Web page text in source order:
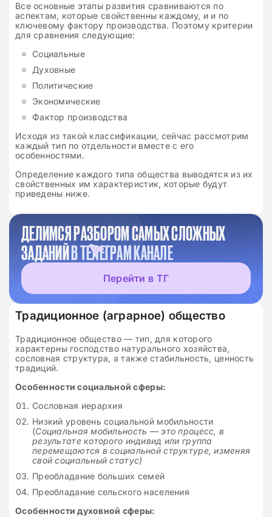
Все основные этапы развития сравниваются по
аспектам, которые свойственны каждому, и и по
ключевому фактору производства. Поэтому критерии
для сравнения следующие:
Социальные
Духовные
Политические
Экономические
Фактор производства
Исходя из такой классификации, сейчас рассмотрим
каждый тип по отдельности вместе с его
особенностями.
Определение каждого типа общества выводятся из их
свойственных им характеристик, которые будут
приведены ниже.
ДЕЛИМСЯ РАЗБОРОМ САМЫХ СЛОЖНЫХ
ЗАДАНИЙВ ТЕЛЕГРАМ КАНАЛЕ
Перейти в ТГ
Традиционное (аграрное) общество
Традиционное общество — тип, для которого
характерны господство натурального хозяйства,
сословная структура, а также стабильность, ценность
традиций.
Особенности социальной сферы:
Сословная иерархия
Низкий уровень социальной мобильности
(Социальная мобильность — это процесс, в
результате которого индивид или группа
перемещаются в социальной структуре, изменяя
свой социальный статус)
Преобладание больших семей
Преобладание сельского населения
Особенности духовной сферы: